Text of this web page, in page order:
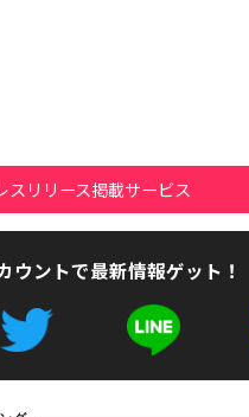
スリリース掲載サービス
ウントで最新情報ゲット！